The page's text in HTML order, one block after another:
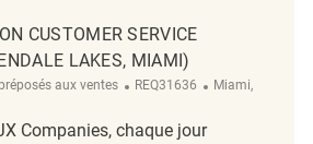
CUSTOMER SERVICE
LAKES, MIAMI)
aux ventes ReqId
REQ31636 Emplacement
Miami,
Companies, chaque jour